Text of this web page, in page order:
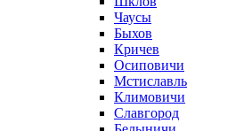
Чаусы
Быхов
Кричев
Осиповичи
Мстиславль
Климовичи
Славгород